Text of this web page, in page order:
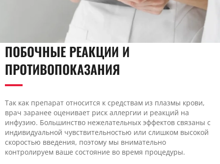
ПОБОЧНЫЕ РЕАКЦИИ И
ПРОТИВОПОКАЗАНИЯ
Так как препарат относится к средствам из плазмы крови,
врач заранее оценивает риск аллергии и реакций на
инфузию. Большинство нежелательных эффектов связаны с
индивидуальной чувствительностью или слишком высокой
скоростью введения, поэтому мы внимательно
контролируем ваше состояние во время процедуры.